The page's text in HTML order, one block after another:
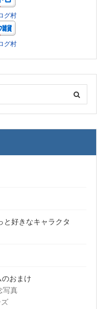
グ村
グ村
と好きなキャラクタ
おまけ
写真